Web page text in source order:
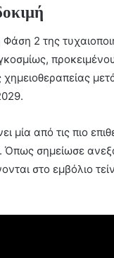
2 της
χημειοθεραπείας
μία από τις πιο
σημείωσε
στο εμβόλιο